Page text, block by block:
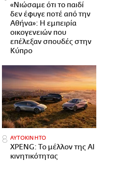
«Νιώσαμε ότι το παιδί
δεν έφυγε ποτέ από την
Αθήνα»: Η εμπειρία
οικογενειών που
επέλεξαν σπουδές στην
Κύπρο
ΑΥΤΟΚΙΝΗΤΟ
XPENG: Το μέλλον της AI
κινητικότητας